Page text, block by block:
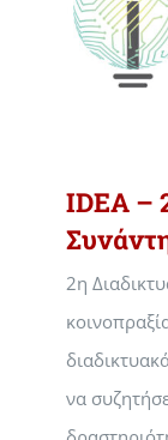
IDEA –
2η
να